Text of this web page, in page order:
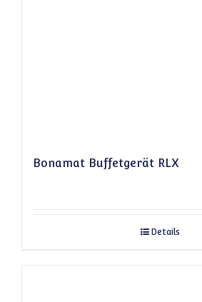
Bonamat Buffetgerät RLX
Details